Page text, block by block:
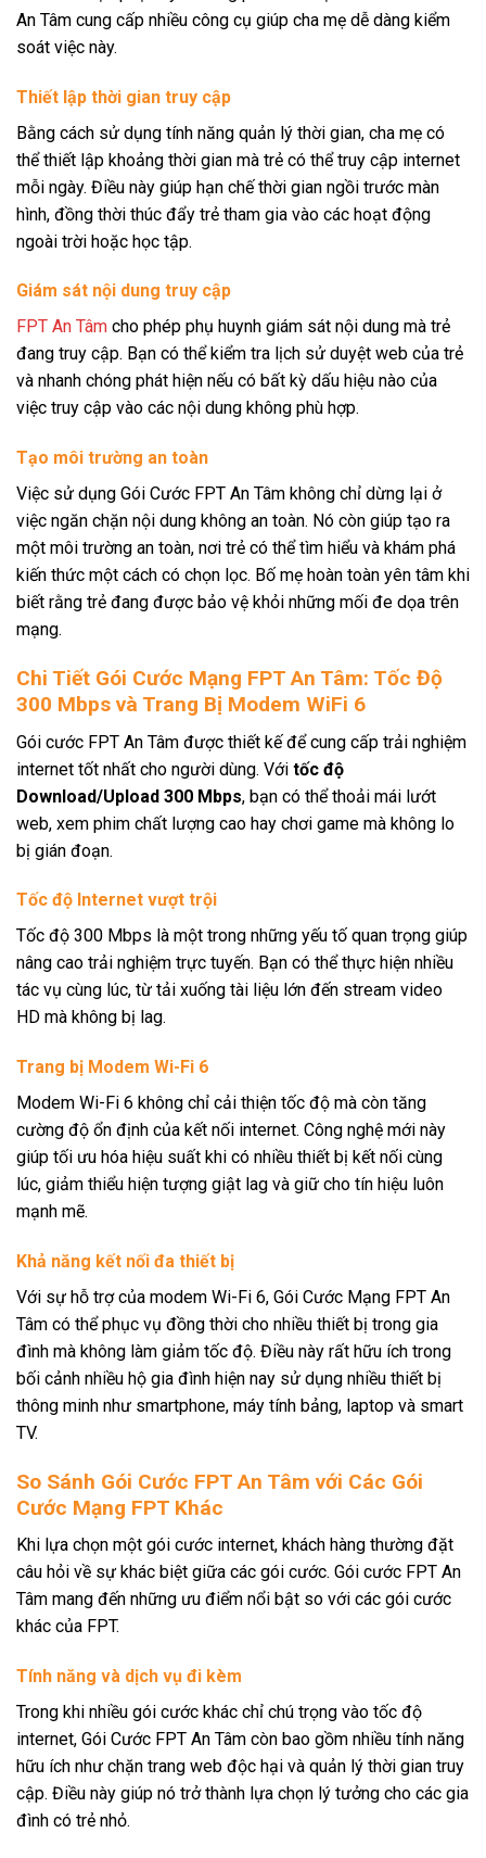
An Tâm cung cấp nhiều công cụ giúp cha mẹ dễ dàng kiểm
soát việc này.
Thiết lập thời gian truy cập
Bằng cách sử dụng tính năng quản lý thời gian, cha mẹ có
thể thiết lập khoảng thời gian mà trẻ có thể truy cập internet
mỗi ngày. Điều này giúp hạn chế thời gian ngồi trước màn
hình, đồng thời thúc đẩy trẻ tham gia vào các hoạt động
ngoài trời hoặc học tập.
Giám sát nội dung truy cập
FPT An Tâm cho phép phụ huynh giám sát nội dung mà trẻ
đang truy cập. Bạn có thể kiểm tra lịch sử duyệt web của trẻ
và nhanh chóng phát hiện nếu có bất kỳ dấu hiệu nào của
việc truy cập vào các nội dung không phù hợp.
Tạo môi trường an toàn
Việc sử dụng Gói Cước FPT An Tâm không chỉ dừng lại ở
việc ngăn chặn nội dung không an toàn. Nó còn giúp tạo ra
một môi trường an toàn, nơi trẻ có thể tìm hiểu và khám phá
kiến thức một cách có chọn lọc. Bố mẹ hoàn toàn yên tâm khi
biết rằng trẻ đang được bảo vệ khỏi những mối đe dọa trên
mạng.
Chi Tiết Gói Cước Mạng FPT An Tâm: Tốc Độ
300 Mbps và Trang Bị Modem WiFi 6
Gói cước FPT An Tâm được thiết kế để cung cấp trải nghiệm
internet tốt nhất cho người dùng. Với tốc độ
Download/Upload 300 Mbps, bạn có thể thoải mái lướt
web, xem phim chất lượng cao hay chơi game mà không lo
bị gián đoạn.
Tốc độ Internet vượt trội
Tốc độ 300 Mbps là một trong những yếu tố quan trọng giúp
nâng cao trải nghiệm trực tuyến. Bạn có thể thực hiện nhiều
tác vụ cùng lúc, từ tải xuống tài liệu lớn đến stream video
HD mà không bị lag.
Trang bị Modem Wi-Fi 6
Modem Wi-Fi 6 không chỉ cải thiện tốc độ mà còn tăng
cường độ ổn định của kết nối internet. Công nghệ mới này
giúp tối ưu hóa hiệu suất khi có nhiều thiết bị kết nối cùng
lúc, giảm thiểu hiện tượng giật lag và giữ cho tín hiệu luôn
mạnh mẽ.
Khả năng kết nối đa thiết bị
Với sự hỗ trợ của modem Wi-Fi 6, Gói Cước Mạng FPT An
Tâm có thể phục vụ đồng thời cho nhiều thiết bị trong gia
đình mà không làm giảm tốc độ. Điều này rất hữu ích trong
bối cảnh nhiều hộ gia đình hiện nay sử dụng nhiều thiết bị
thông minh như smartphone, máy tính bảng, laptop và smart
TV.
So Sánh Gói Cước FPT An Tâm với Các Gói
Cước Mạng FPT Khác
Khi lựa chọn một gói cước internet, khách hàng thường đặt
câu hỏi về sự khác biệt giữa các gói cước. Gói cước FPT An
Tâm mang đến những ưu điểm nổi bật so với các gói cước
khác của FPT.
Tính năng và dịch vụ đi kèm
Trong khi nhiều gói cước khác chỉ chú trọng vào tốc độ
internet, Gói Cước FPT An Tâm còn bao gồm nhiều tính năng
hữu ích như chặn trang web độc hại và quản lý thời gian truy
cập. Điều này giúp nó trở thành lựa chọn lý tưởng cho các gia
đình có trẻ nhỏ.